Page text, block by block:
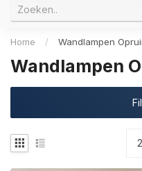
Home / Wandlampen
Wandlampen